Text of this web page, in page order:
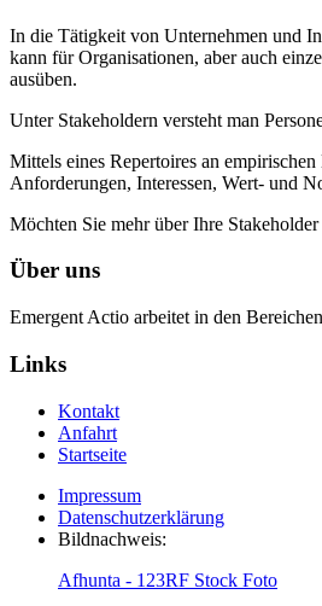
In die Tätigkeit von Unternehmen und
kann für Organisationen, aber auch
ausüben.
Unter Stakeholdern versteht man
Mittels eines Repertoires an
Anforderungen, Interessen, Wert- und
Möchten Sie mehr über Ihre
Über uns
Emergent Actio arbeitet in den
Links
Kontakt
Anfahrt
Startseite
Impressum
Datenschutzerklärung
Bildnachweis:
Afhunta - 123RF Stock Foto